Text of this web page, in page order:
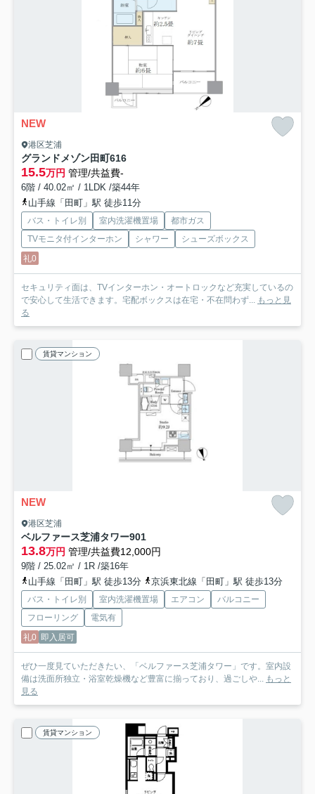
NEW
港区芝浦
グランドメゾン田町616
15.5万円 管理/共益費-
6階 / 40.02㎡ / 1LDK /築44年
山手線「田町」駅 徒歩11分
バス・トイレ別 室内洗濯機置場
都市ガス
TVモニタ付インターホン
シャワー
シューズボックス
礼0
セキュリティ面は、TVインターホン・オートロックなど充実しているの
で安心して生活できます。宅配ボックスは在宅・不在問わず... もっと見
る
賃貸マンション
NEW
港区芝浦
ベルファース芝浦タワー901
13.8万円 管理/共益費12,000円
9階 / 25.02㎡ / 1R /築16年
山手線「田町」駅 徒歩13分
京浜東北線「田町」駅 徒歩13分
バス・トイレ別 室内洗濯機置場 エアコン
バルコニー
フローリング
電気有
礼0 即入居可
ぜひ一度見ていただきたい、「ベルファース芝浦タワー」です。室内設
備は洗面所独立・浴室乾燥機など豊富に揃っており、過ごしや... もっと
見る
賃貸マンション